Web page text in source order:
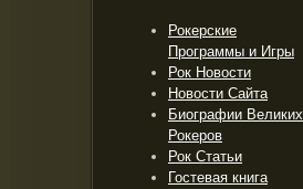
Рокерские
Программы и Игры
Рок Новости
Новости Сайта
Биографии Великих
Рокеров
Рок Cтатьи
Гостевая книга